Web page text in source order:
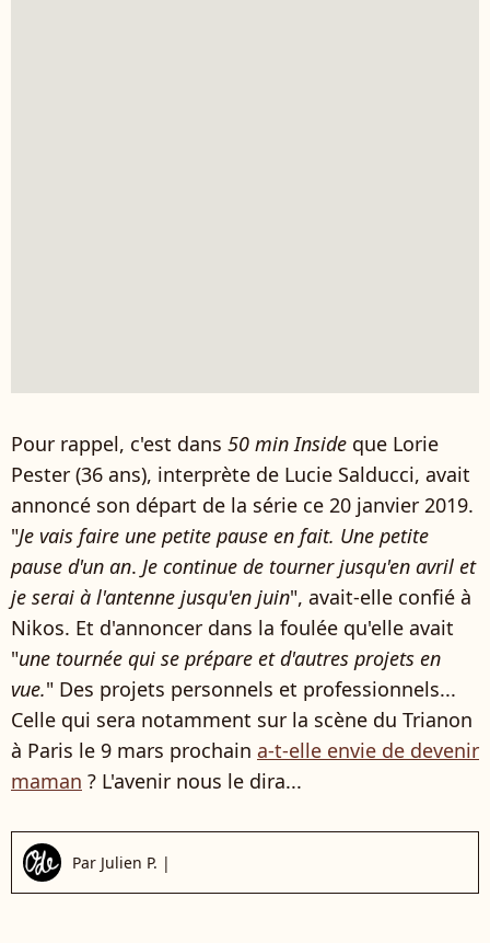
Pour rappel, c'est dans 50 min Inside que Lorie
Pester (36 ans), interprète de Lucie Salducci, avait
annoncé son départ de la série ce 20 janvier 2019.
"Je vais faire une petite pause en fait. Une petite
pause d'un an. Je continue de tourner jusqu'en avril et
je serai à l'antenne jusqu'en juin", avait-elle confié à
Nikos. Et d'annoncer dans la foulée qu'elle avait
"une tournée qui se prépare et d'autres projets en
vue." Des projets personnels et professionnels...
Celle qui sera notamment sur la scène du Trianon
à Paris le 9 mars prochain a-t-elle envie de devenir
maman ? L'avenir nous le dira...
Par Julien P. |